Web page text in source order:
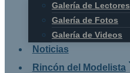
Galería de Lectores
Galería de Fotos
Galería de Videos
Noticias
Rincón del Modelista